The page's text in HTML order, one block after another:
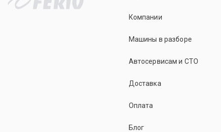
Компании
Машины в разборе
Автосервисам и СТО
Доставка
Оплата
Блог